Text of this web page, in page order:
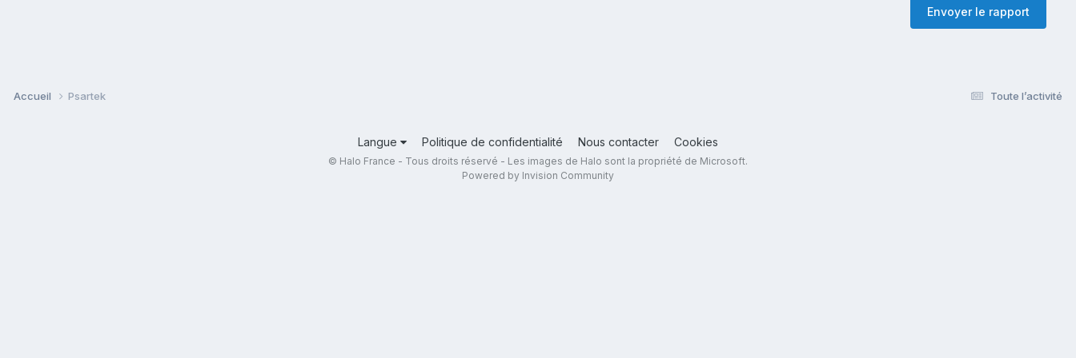
Envoyer le rapport
Toute l’activité
Accueil Psartek
Langue Politique de confidentialité Nous contacter Cookies
© Halo France - Tous droits réservé - Les images de Halo sont la propriété de Microsoft.
Powered by Invision Community